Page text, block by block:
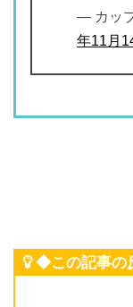
— カッ
年11月
◆この記事の